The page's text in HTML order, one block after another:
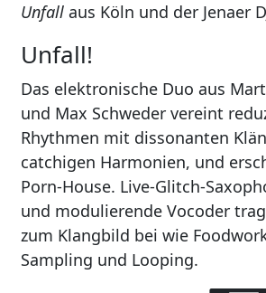
Unfall aus Köln und der Jenaer
Unfall!
Das elektronische Duo aus
und Max Schweder vereint
Rhythmen mit dissonanten
catchigen Harmonien, und
Porn-House. Live-Glitch-
und modulierende Vocoder
zum Klangbild bei wie
Sampling und Looping.